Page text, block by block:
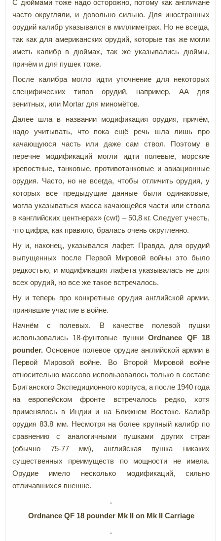
С дюймами тоже надо осторожно, потому как англичане
часто округляли, и довольно сильно. Для иностранных
орудий калибр указывался в миллиметрах. Но не всегда,
так как для американских орудий, которые так же могли
иметь калибр в дюймах, так же указывались дюймы,
причём и для пушек тоже.
После калибра могло идти уточнение для некоторых
специфических типов орудий, например, AA для
зенитных, или Mortar для миномётов.
Далее шла в названии модификация орудия, причём,
надо учитывать, что пока ещё речь шла лишь про
качающуюся часть или даже сам ствол. Поэтому в
перечне модификаций могли идти полевые, морские
крепостные, танковые, противотанковые и авиационные
орудия. Часто, но не всегда, чтобы отличить орудия, у
которых все предыдущие данные были одинаковые,
могла указываться масса качающейся части или ствола
в «английских центнерах» (cwt) – 50,8 кг. Следует учесть,
что цифра, как правило, бралась очень округленно.
Ну и, наконец, указывался лафет. Правда, для орудий
выпущенных после Первой Мировой войны это было
редкостью, и модификация лафета указывалась не для
всех орудий, но все же такое встречалось.
Ну и теперь про конкретные орудия английской армии,
принявшие участие в войне.
Начнём с полевых. В качестве полевой пушки
использовались 18-фунтовые пушкиOrdnance QF 18
pounder.Основное полевое орудие английской армии в
Первой Мировой войне. Во Второй Мировой войне
относительно массово использовалось только в составе
Британского Экспедиционного корпуса, а после 1940 года
на европейском фронте встречалось редко, хотя
применялось в Индии и на Ближнем Востоке. Калибр
орудия 83.8 мм. Несмотря на более крупный калибр по
сравнению с аналогичными пушками других стран
(обычно 75-77 мм), английская пушка никаких
существенных преимуществ по мощности не имела.
Орудие имело несколько модификаций, сильно
отличавшихся внешне.
Ordnance QF 18 pounder Mk II on Mk I I Carriage